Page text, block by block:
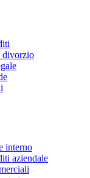
divorzio
interno
aziendale